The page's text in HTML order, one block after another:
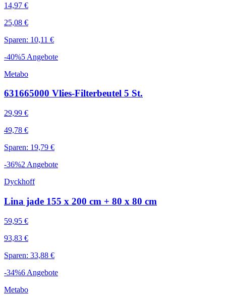
14,97 €
25,08 €
Sparen: 10,11 €
-40%5 Angebote
Metabo
631665000 Vlies-Filterbeutel 5 St.
29,99 €
49,78 €
Sparen: 19,79 €
-36%2 Angebote
Dyckhoff
Lina jade 155 x 200 cm + 80 x 80 cm
59,95 €
93,83 €
Sparen: 33,88 €
-34%6 Angebote
Metabo